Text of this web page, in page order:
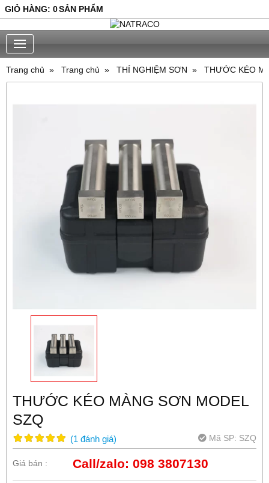
GIỎ HÀNG: 0SẢN PHẨM
Trang chủ Trang chủ THÍ NGHIỆM SƠN THƯỚC KÉO
THƯỚC KÉO MÀNG SƠN MODEL
SZQ
(1 đánh giá) Mã SP: SZQ
Giá bán : Call/zalo: 098 3807130